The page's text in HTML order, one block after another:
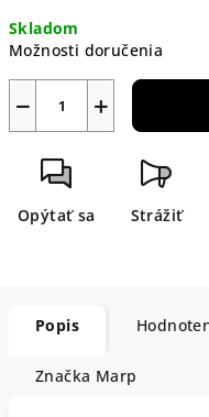
cena:
Skladom
Možnosti doručenia
+
−
Opýtať sa Strážiť
Popis
Značka Marp